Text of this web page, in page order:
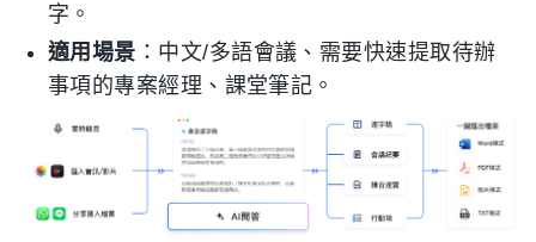
字。
適用場景 ：中文/多語會議、需要快速提取待辦
事項的專案經理、課堂筆記。